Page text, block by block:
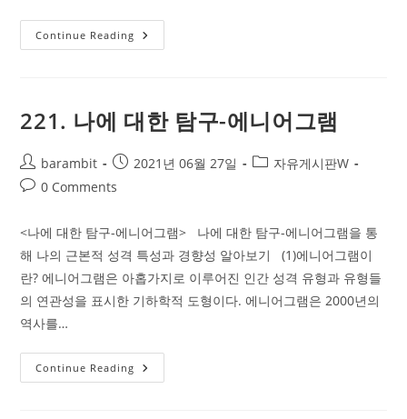
Continue Reading
단
제
및
영
감
221. 나에 대한 탐구-에니어그램
Post
author:
barambit
Post
published:
2021년 06월 27일
Post자유게시판W
Post0 Comments
<나에 대한 탐구-에니어그램> 나에 대한 탐구-에니어그램을 통
해 나의 근본적 성격 특성과 경향성 알아보기 (1)에니어그램이
란? 에니어그램은 아홉가지로 이루어진 인간 성격 유형과 유형들
의 연관성을 표시한 기하학적 도형이다. 에니어그램은 2000년의
역사를…
Continue Reading 221.
나